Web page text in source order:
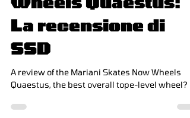
Mariani Skates Now
Wheels Quaestus:
La recensione di
SSD
A review of the Mariani Skates Now Wheels